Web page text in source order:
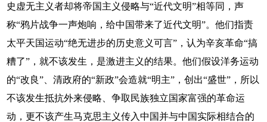
史虚无主义者却将帝国主义侵略与“近代文明”相等同，声
称“鸦片战争一声炮响，给中国带来了近代文明”。他们指责
太平天国运动“绝无进步的历史意义可言”，认为辛亥革命“搞
糟了”，就不该发生，是激进主义的结果。他们假设洋务运动
的“改良”、清政府的“新政”会造就“明主”，创出“盛世”，所以
不该发生抵抗外来侵略、争取民族独立国家富强的革命运
动，更不该产生马克思主义传入中国并与中国实际相结合的